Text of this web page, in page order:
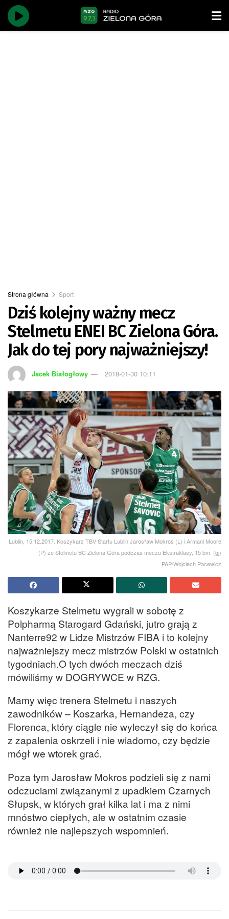
Strona główna Sport
Dziś kolejny ważny mecz
Stelmetu ENEI BC Zielona Góra.
Jak do tej pory najważniejszy!
Jacek Białogłowy 2018-01-30 10:11
Lublin, 15.12.2017. Koszykarz TBV Startu Lublin Jaros³aw Mokros (L) i Armani Moore
(P) ze Stelmetu BC Zielona Góra podczas meczu Ekstraklasy, 15 bm. (gj)
PAP/Wojciech Pacewicz
Koszykarze Stelmetu wygrali w sobotę z
Polpharmą Starogard Gdański, jutro grają z
Nanterre92 w Lidze Mistrzów FIBA i to kolejny
najważniejszy mecz mistrzów Polski w ostatnich
tygodniach.O tych dwóch meczach dziś
mówiliśmy w DOGRYWCE w RZG.
Mamy więc trenera Stelmetu i naszych
zawodników – Koszarka, Hernandeza, czy
Florenca, który ciągle nie wyleczył się do końca
z zapalenia oskrzeli i nie wiadomo, czy będzie
mógł we wtorek grać.
Poza tym Jarosław Mokros podzieli się z nami
odczuciami związanymi z upadkiem Czarnych
Słupsk, w których grał kilka lat i ma z nimi
mnóstwo ciepłych, ale w ostatnim czasie
również nie najlepszych wspomnień.